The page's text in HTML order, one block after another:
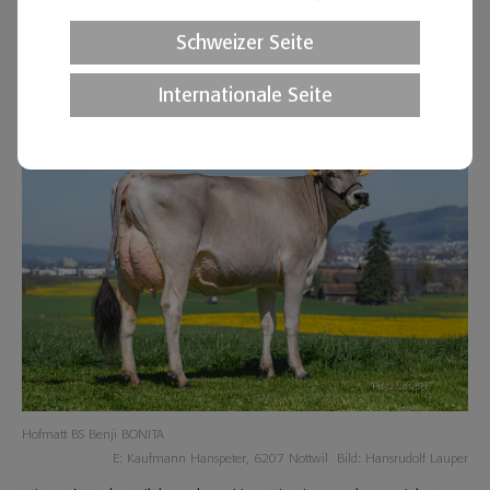
Schweizer Seite
Internationale Seite
🔗BENJI – Für Milch und Exterieur
Hofmatt BS Benji BONITA
E: Kaufmann Hanspeter, 6207 Nottwil Bild : Hansrudolf Lauper